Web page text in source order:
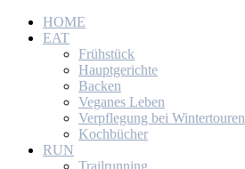
HOME
EAT
Frühstück
Hauptgerichte
Backen
Veganes Leben
Verpflegung bei Wintertouren
Kochbücher
RUN
Trailrunning